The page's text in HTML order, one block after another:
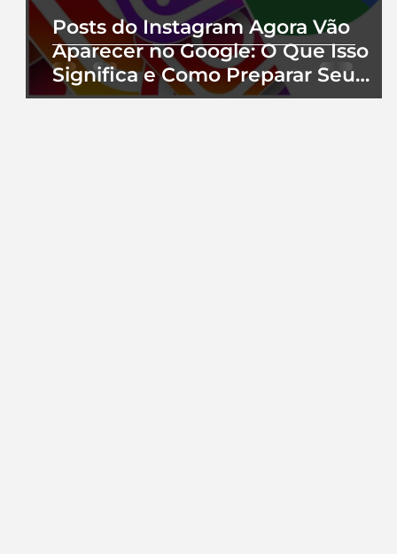
Posts do Instagram Agora Vão
Aparecer no Google: O Que Isso
Significa e Como Preparar Seu
Perfil